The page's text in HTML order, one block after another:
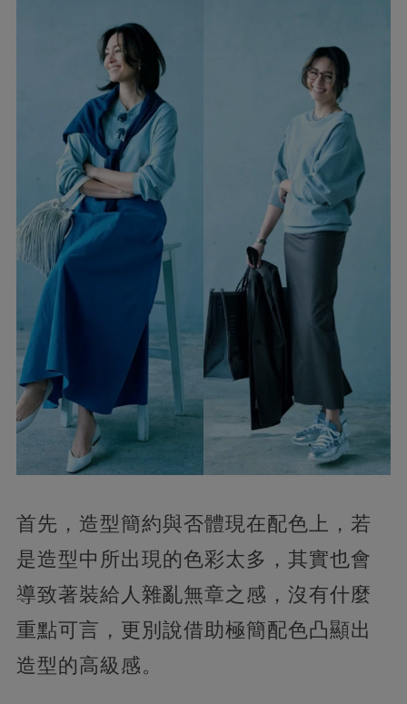
首先，造型簡約與否體現在配色上，若
是造型中所出現的色彩太多，其實也會
導致著裝給人雜亂無章之感，沒有什麼
重點可言，更別說借助極簡配色凸顯出
造型的高級感。